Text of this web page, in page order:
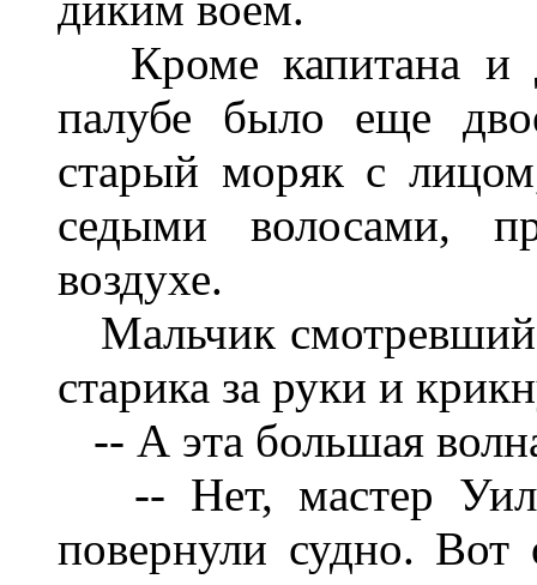
Кроме капитана и
палубе было еще
старый моряк с
седыми волосами,
воздухе.
Мальчик смотревший
старика за руки и
-- А эта большая
-- Нет, мастер
повернули судно.